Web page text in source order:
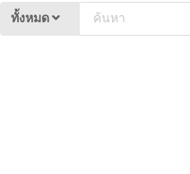
ทั้งหมด